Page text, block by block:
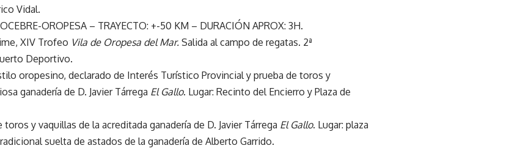
Vidal.
OROPESA – TRAYECTO: +-50 KM – DURACIÓN APROX: 3H.
XIV Trofeo Vila de Oropesa del Mar. Salida al campo de regatas. 2ª
Deportivo.
oropesino, declarado de Interés Turístico Provincial y prueba de toros y
ganadería de D. Javier Tárrega El Gallo. Lugar: Recinto del Encierro y Plaza de
toros y vaquillas de la acreditada ganadería de D. Javier Tárrega El Gallo. Lugar: plaza
suelta de astados de la ganadería de Alberto Garrido.